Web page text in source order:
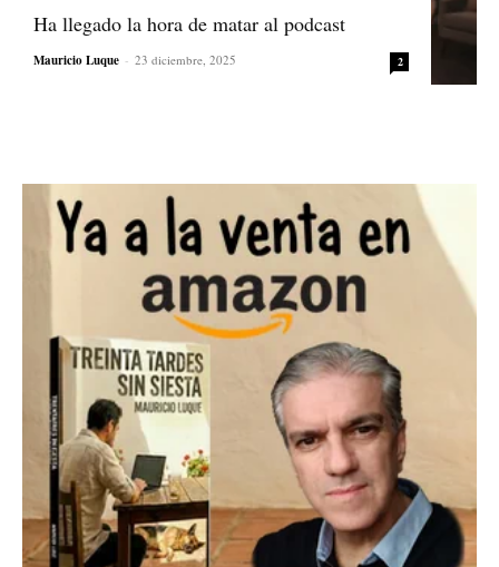
Ha llegado la hora de matar al podcast
Mauricio Luque - 23 diciembre, 2025 2